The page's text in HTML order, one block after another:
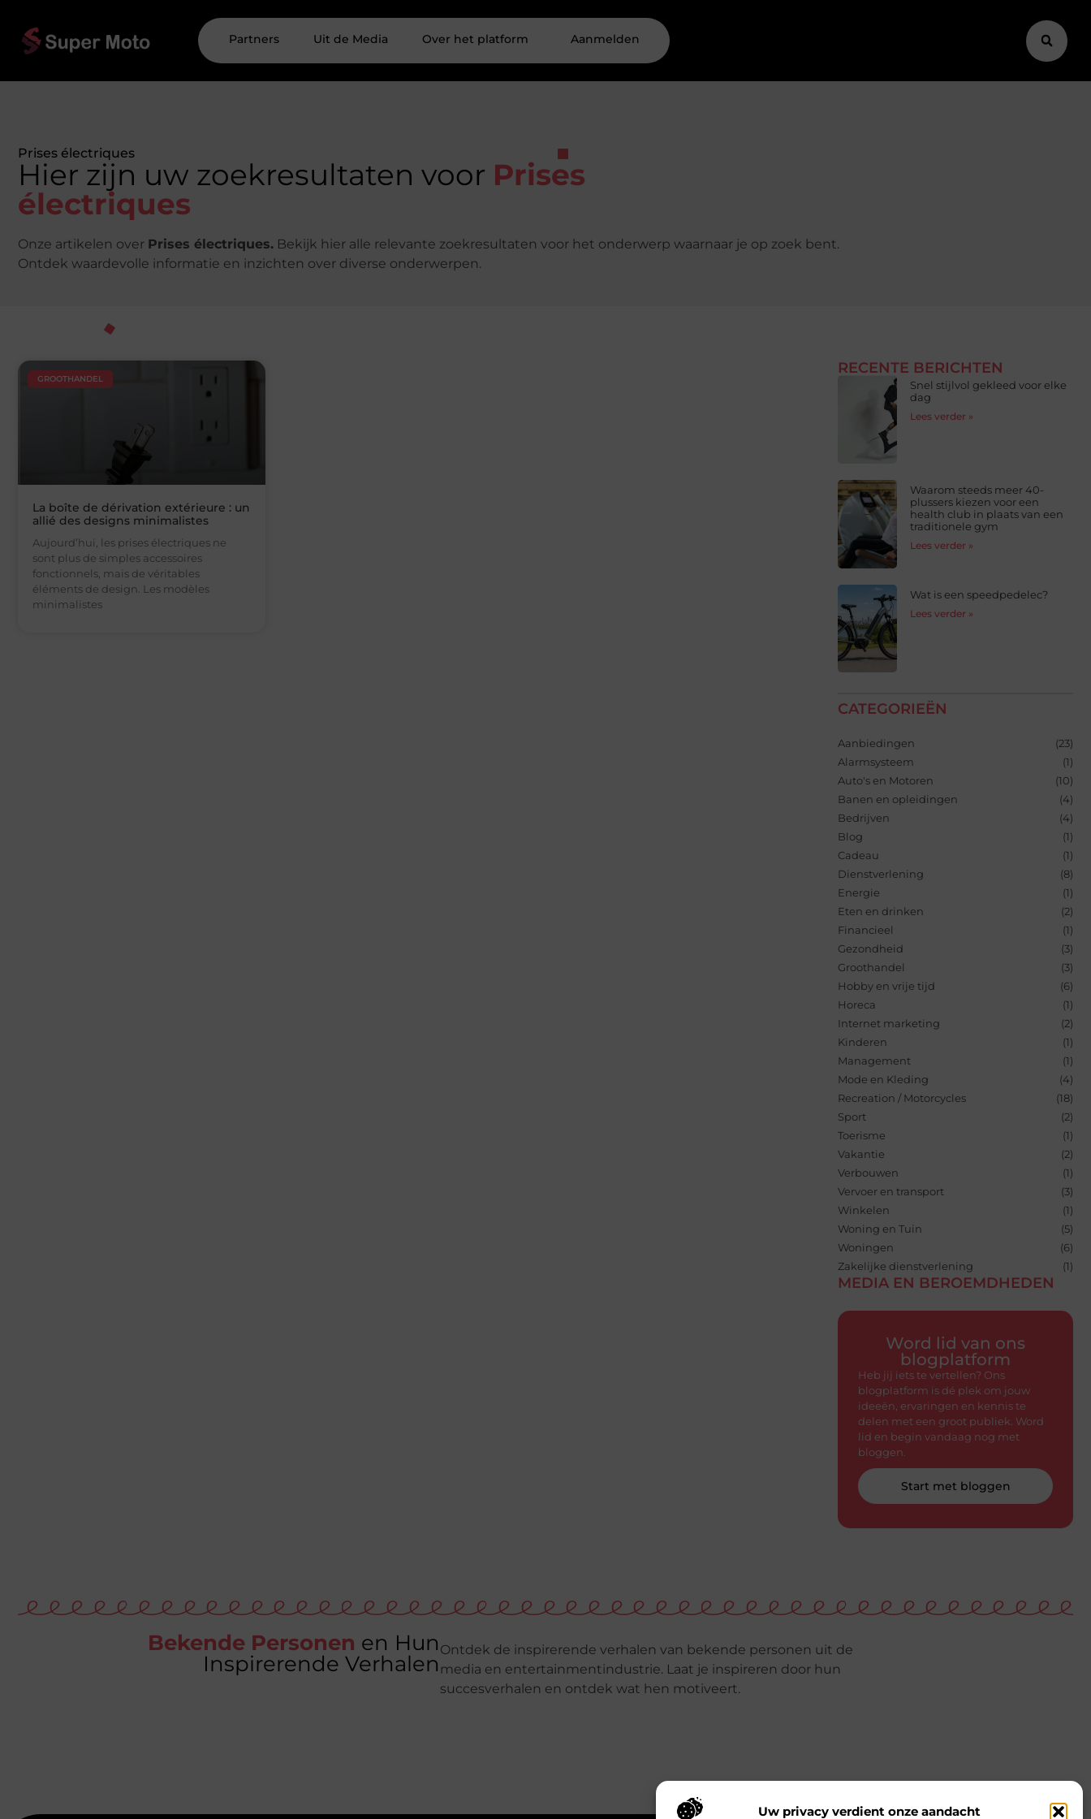
Uw privacy verdient onze aandacht
Partners Uit de Media Over het platform Aanmelden
Prises électriques
Hier zijn uw zoekresultaten voor Prises
électriques
Onze artikelen over Prises électriques. Bekijk hier alle relevante zoekresultaten voor het onderwerp waarnaar je op zoek bent.
Ontdek waardevolle informatie en inzichten over diverse onderwerpen.
GROOTHANDEL
La boîte de dérivation extérieure : un
allié des designs minimalistes
Aujourd’hui, les prises électriques ne
sont plus de simples accessoires
fonctionnels, mais de véritables
éléments de design. Les modèles
minimalistes
RECENTE BERICHTEN
Snel stijlvol gekleed voor elke
dag
Lees verder »
Waarom steeds meer 40-
plussers kiezen voor een
health club in plaats van een
traditionele gym
Lees verder »
Wat is een speedpedelec?
Lees verder »
CATEGORIEËN
Aanbiedingen
(23)
Alarmsysteem
(1)
Auto's en Motoren
(10)
Banen en opleidingen
(4)
Bedrijven
(4)
Blog
(1)
Cadeau
(1)
Dienstverlening
(8)
Energie
(1)
Eten en drinken
(2)
Financieel
(1)
Gezondheid
(3)
Groothandel
(3)
Hobby en vrije tijd
(6)
Horeca
(1)
Internet marketing
(2)
Kinderen
(1)
Management
(1)
Mode en Kleding
(4)
Recreation / Motorcycles
(18)
Sport
(2)
Toerisme
(1)
Vakantie
(2)
Verbouwen
(1)
Vervoer en transport
(3)
Winkelen
(1)
Woning en Tuin
(5)
Woningen
(6)
Zakelijke dienstverlening
(1)
MEDIA EN BEROEMDHEDEN
Word lid van ons
blogplatform
Heb jij iets te vertellen? Ons
blogplatform is dé plek om jouw
ideeën, ervaringen en kennis te
delen met een groot publiek. Word
lid en begin vandaag nog met
bloggen.
Start met bloggen
Bekende Personen en Hun
Inspirerende Verhalen
Ontdek de inspirerende verhalen van bekende personen uit de
media en entertainmentindustrie. Laat je inspireren door hun
succesverhalen en ontdek wat hen motiveert.